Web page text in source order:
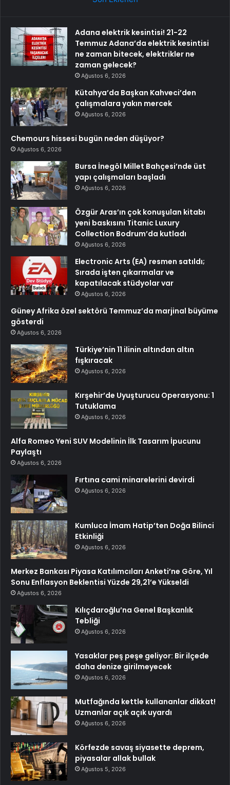
Adana elektrik kesintisi! 21-22
Temmuz Adana’da elektrik kesintisi
ne zaman bitecek, elektrikler ne
zaman gelecek?
Ağustos 6, 2026
Kütahya’da Başkan Kahveci’den
çalışmalara yakın mercek
Ağustos 6, 2026
Chemours hissesi bugün neden düşüyor?
Ağustos 6, 2026
Bursa İnegöl Millet Bahçesi’nde üst
yapı çalışmaları başladı
Ağustos 6, 2026
Özgür Aras’ın çok konuşulan kitabı
yeni baskısını Titanic Luxury
Collection Bodrum’da kutladı
Ağustos 6, 2026
Electronic Arts (EA) resmen satıldı;
Sırada işten çıkarmalar ve
kapatılacak stüdyolar var
Ağustos 6, 2026
Güney Afrika özel sektörü Temmuz’da marjinal büyüme
gösterdi
Ağustos 6, 2026
Türkiye’nin 11 ilinin altından altın
fışkıracak
Ağustos 6, 2026
Kırşehir’de Uyuşturucu Operasyonu: 1
Tutuklama
Ağustos 6, 2026
Alfa Romeo Yeni SUV Modelinin İlk Tasarım İpucunu
Paylaştı
Ağustos 6, 2026
Fırtına cami minarelerini devirdi
Ağustos 6, 2026
Kumluca İmam Hatip’ten Doğa Bilinci
Etkinliği
Ağustos 6, 2026
Merkez Bankası Piyasa Katılımcıları Anketi’ne Göre, Yıl
Sonu Enflasyon Beklentisi Yüzde 29,21’e Yükseldi
Ağustos 6, 2026
Kılıçdaroğlu’na Genel Başkanlık
Tebliği
Ağustos 6, 2026
Yasaklar peş peşe geliyor: Bir ilçede
daha denize girilmeyecek
Ağustos 6, 2026
Mutfağında kettle kullananlar dikkat!
Uzmanlar açık açık uyardı
Ağustos 6, 2026
Körfezde savaş siyasette deprem,
piyasalar allak bullak
Ağustos 5, 2026